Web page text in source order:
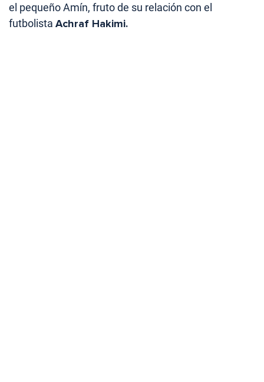
el pequeño Amín, fruto de su relación con el
futbolista Achraf Hakimi.